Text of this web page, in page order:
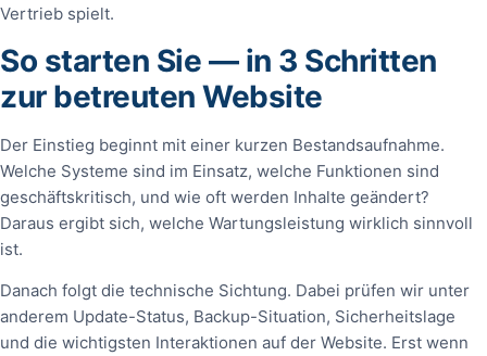
Vertrieb spielt.
So starten Sie — in 3 Schritten
zur betreuten Website
Der Einstieg beginnt mit einer kurzen Bestandsaufnahme.
Welche Systeme sind im Einsatz, welche Funktionen sind
geschäftskritisch, und wie oft werden Inhalte geändert?
Daraus ergibt sich, welche Wartungsleistung wirklich sinnvoll
ist.
Danach folgt die technische Sichtung. Dabei prüfen wir unter
anderem Update-Status, Backup-Situation, Sicherheitslage
und die wichtigsten Interaktionen auf der Website. Erst wenn